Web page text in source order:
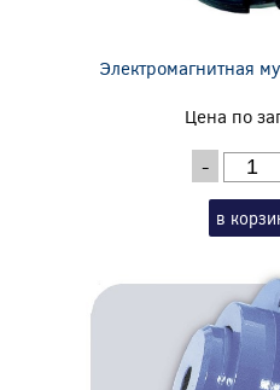
Электромагнитная
Цена по
-
в